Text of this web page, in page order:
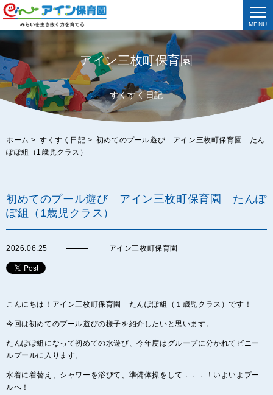
MENU
アイン三枚町保育園
すくすく日記
ホーム > すくすく日記 > 初めてのプール遊び アイン三枚町保育園 たん
ぽぽ組（1歳児クラス）
初めてのプール遊び アイン三枚町保育園 たんぽ
ぽ組（1歳児クラス）
2026.06.25 アイン三枚町保育園
こんにちは！アイン三枚町保育園 たんぽぽ組（１歳児クラス）です！
今回は初めてのプール遊びの様子を紹介したいと思います。
たんぽぽ組になって初めての水遊び、今年度はグループに分かれてビニー
ルプールに入ります。
水着に着替え、シャワーを浴びて、準備体操をして．．．！いよいよプー
ルへ！